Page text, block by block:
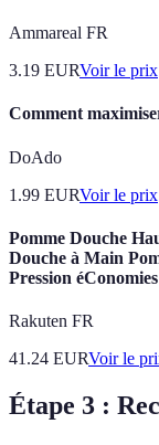
Ammareal FR
3.19 EURVoir le prix
Comment
DoAdo
1.99 EURVoir le prix
Pomme Douche
Douche à Main
Pression
Rakuten FR
41.24 EURVoir le
Étape 3 :